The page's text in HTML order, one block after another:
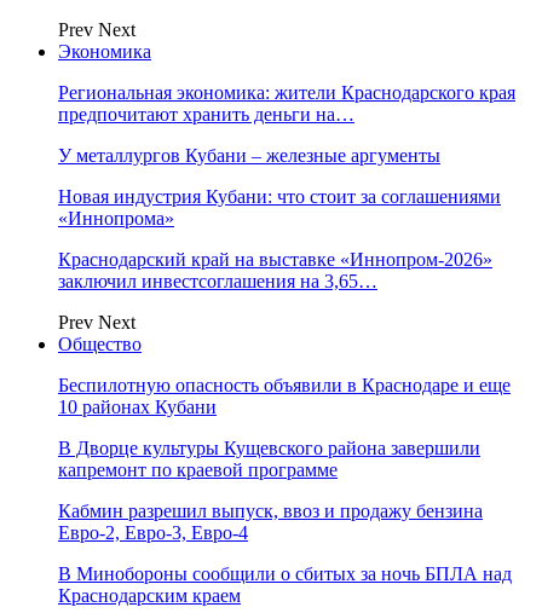
Prev Next
Экономика
Региональная экономика: жители Краснодарского края
предпочитают хранить деньги на…
У металлургов Кубани – железные аргументы
Новая индустрия Кубани: что стоит за соглашениями
«Иннопрома»
Краснодарский край на выставке «Иннопром-2026»
заключил инвестсоглашения на 3,65…
Prev Next
Общество
Беспилотную опасность объявили в Краснодаре и еще
10 районах Кубани
В Дворце культуры Кущевского района завершили
капремонт по краевой программе
Кабмин разрешил выпуск, ввоз и продажу бензина
Евро-2, Евро-3, Евро-4
В Минобороны сообщили о сбитых за ночь БПЛА над
Краснодарским краем